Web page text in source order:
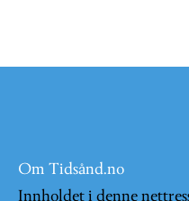
Om Tidsånd.no
Innholdet i denne